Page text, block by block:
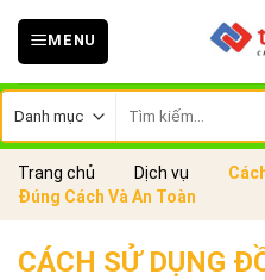
Skip
MENU
kiếm:
Trang chủ Dịch vụ
Đúng Cách Và An Toàn
CÁCH SỬ DỤNG